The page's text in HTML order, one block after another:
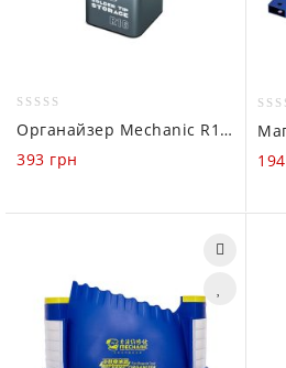
out
of
Органайзер Mechanic R16 (Жала)
393 грн
out
of
194